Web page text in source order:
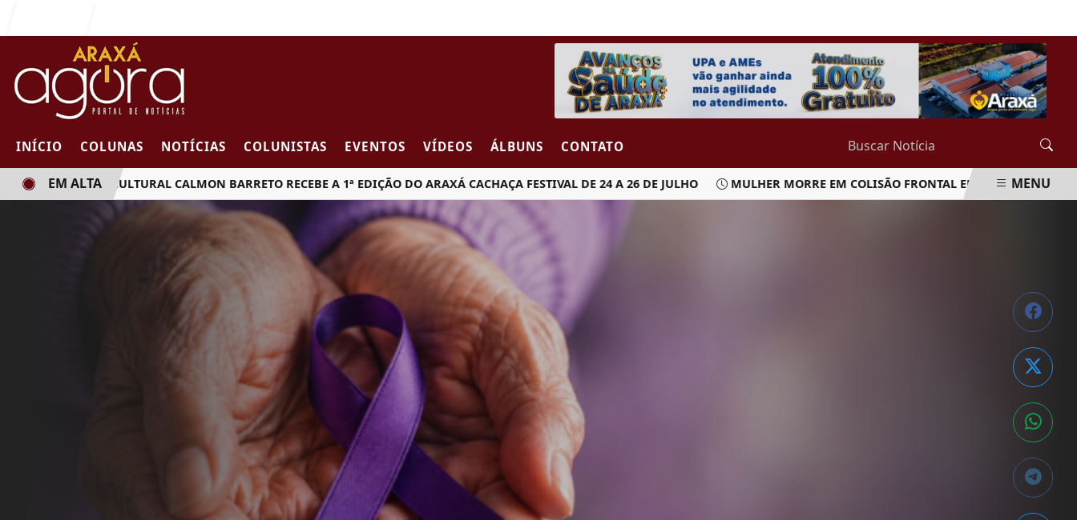
INÍCIO COLUNAS NOTÍCIAS COLUNISTAS EVENTOS VÍDEOS ÁLBUNS CONTATO
FUNDAÇÃO CULTURAL CALMON BARRETO RECEBE A 1ª EDIÇÃO DO ARAXÁ CACHAÇA FESTIVAL DE 24 A 26 DE JULHO MULHER MORRE EM COLISÃO FRONTAL ENTRE CARRO E
EM ALTA MENU